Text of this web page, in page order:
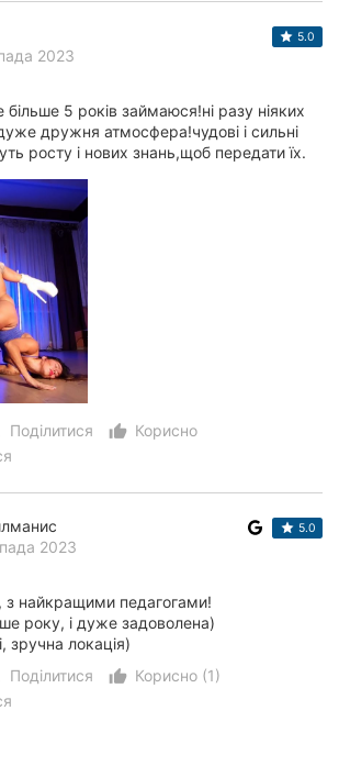
2023
5.0
5 років займаюся!ні разу ніяких
дружня атмосфера!чудові і сильні
росту і нових знань,щоб передати їх.
Поділитися thumb_up_alt
Корисно
2023
5.0
з найкращими педагогами!
року, і дуже задоволена)
зручна локація)
Поділитися thumb_up_alt
Корисно (1)